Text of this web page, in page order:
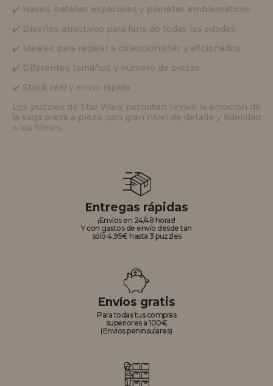
✔️ Naves, batallas espaciales y planetas emblemáticos
✔️ Diseños atractivos para fans de todas las edades
✔️ Ideales para regalar a coleccionistas y aficionados
✔️ Diferentes tamaños y número de piezas
✔️ Stock real y envío rápido
Los puzzles de Star Wars permiten revivir la emoción de
la saga pieza a pieza, con gran nivel de detalle y fidelidad
a los filmes.
Entregas rápidas
¡Envíos en 24/48 horas!
Y con gastos de envío desde tan
sólo 4,95€ hasta 3 puzzles
Envíos gratis
Para todas tus compras
superiores a 100€
(Envíos peninsulares)